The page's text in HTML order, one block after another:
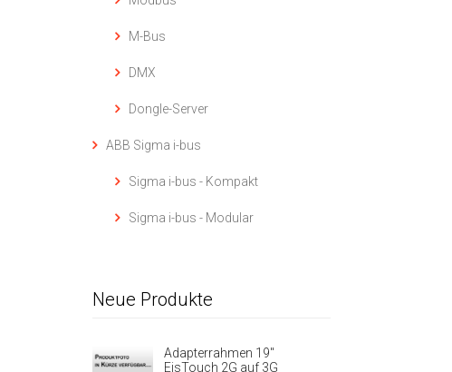
M-Bus
DMX
Dongle-Server
ABB Sigma i-bus
Sigma i-bus - Kompakt
Sigma i-bus - Modular
Neue Produkte
Adapterrahmen 19"
EisTouch 2G auf 3G